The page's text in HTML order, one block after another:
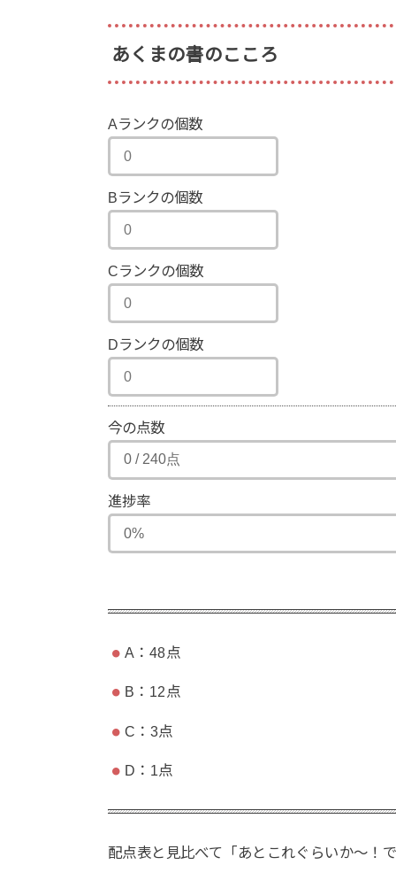
あくまの書のこころ
Aランクの個数
Bランクの個数
Cランクの個数
Dランクの個数
今の点数
進捗率
A：48点
B：12点
C：3点
D：1点
配点表と見比べて「あとこれぐらいか〜！